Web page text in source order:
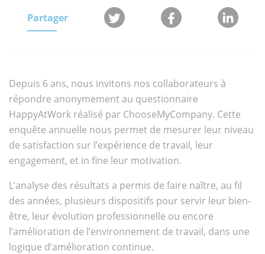
Partager
Depuis 6 ans, nous invitons nos collaborateurs à
répondre anonymement au questionnaire
HappyAtWork réalisé par ChooseMyCompany. Cette
enquête annuelle nous permet de mesurer leur niveau
de satisfaction sur l’expérience de travail, leur
engagement, et in fine leur motivation.
L’analyse des résultats a permis de faire naître, au fil
des années, plusieurs dispositifs pour servir leur bien-
être, leur évolution professionnelle ou encore
l’amélioration de l’environnement de travail, dans une
logique d’amélioration continue.